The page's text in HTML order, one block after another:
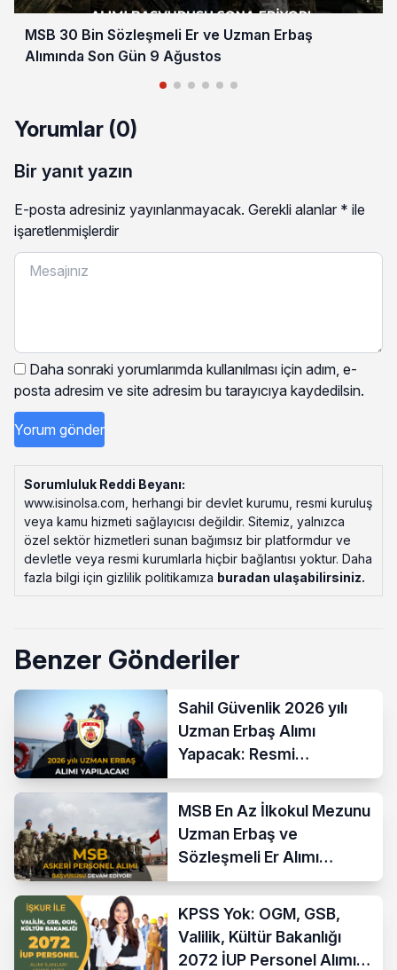
MSB 30 Bin Sözleşmeli Er ve Uzman Erbaş
Alımında Son Gün 9 Ağustos
Yorumlar (0)
Bir yanıt yazın
E-posta adresiniz yayınlanmayacak. Gerekli alanlar * ile
işaretlenmişlerdir
Daha sonraki yorumlarımda kullanılması için adım, e-
posta adresim ve site adresim bu tarayıcıya kaydedilsin.
Sorumluluk Reddi Beyanı:
www.isinolsa.com, herhangi bir devlet kurumu, resmi kuruluş
veya kamu hizmeti sağlayıcısı değildir. Sitemiz, yalnızca
özel sektör hizmetleri sunan bağımsız bir platformdur ve
devletle veya resmi kurumlarla hiçbir bağlantısı yoktur. Daha
fazla bilgi için gizlilik politikamıza buradan ulaşabilirsiniz.
Benzer Gönderiler
Sahil Güvenlik 2026 yılı
Uzman Erbaş Alımı
Yapacak: Resmi
Gazetede Yayımlandı!
MSB En Az İlkokul Mezunu
Uzman Erbaş ve
Sözleşmeli Er Alımı
Devam Ediyor
KPSS Yok: OGM, GSB,
Valilik, Kültür Bakanlığı
2072 İUP Personel Alımı